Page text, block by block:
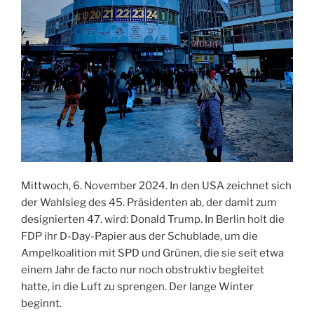
Mittwoch, 6. November 2024. In den USA zeichnet sich
der Wahlsieg des 45. Präsidenten ab, der damit zum
designierten 47. wird: Donald Trump. In Berlin holt die
FDP ihr D-Day-Papier aus der Schublade, um die
Ampelkoalition mit SPD und Grünen, die sie seit etwa
einem Jahr de facto nur noch obstruktiv begleitet
hatte, in die Luft zu sprengen. Der lange Winter
beginnt.